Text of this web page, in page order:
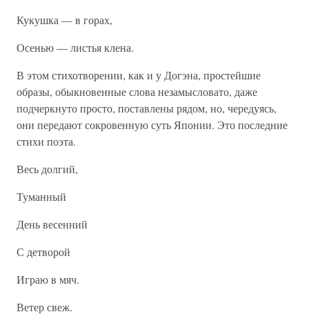
Кукушка — в горах,
Осенью — листья клена.
В этом стихотворении, как и у Догэна, простейшие
образы, обыкновенные слова незамысловато, даже
подчеркнуто просто, поставлены рядом, но, чередуясь,
они передают сокровенную суть Японии. Это последние
стихи поэта.
Весь долгий,
Туманный
День весенний
С детворой
Играю в мяч.
Ветер свеж.